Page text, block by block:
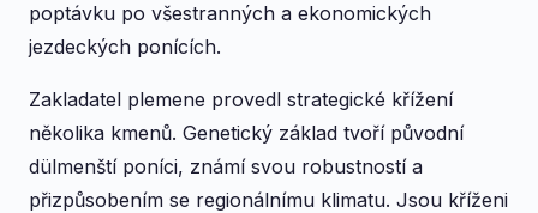
poptávku po všestranných a ekonomických
jezdeckých ponících.
Zakladatel plemene provedl strategické křížení
několika kmenů. Genetický základ tvoří původní
dülmenští poníci, známí svou robustností a
přizpůsobením se regionálnímu klimatu. Jsou kříženi